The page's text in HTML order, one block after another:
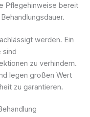
Pflegehinweise bereit
werden. Ein
sind
zu verhindern.
legen großen Wert
zu garantieren.